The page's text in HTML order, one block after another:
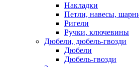
Накладки
Петли, навесы,
Ригели
Ручки, ключевины
Дюбели, дюбель-гвозди
Дюбели
Дюбель-гвозди